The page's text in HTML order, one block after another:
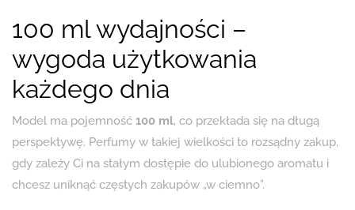
100 ml wydajności –
wygoda użytkowania
każdego dnia
Model ma pojemność 100 ml, co przekłada się na długą
perspektywę. Perfumy w takiej wielkości to rozsądny zakup,
gdy zależy Ci na stałym dostępie do ulubionego aromatu i
chcesz uniknąć częstych zakupów „w ciemno”.